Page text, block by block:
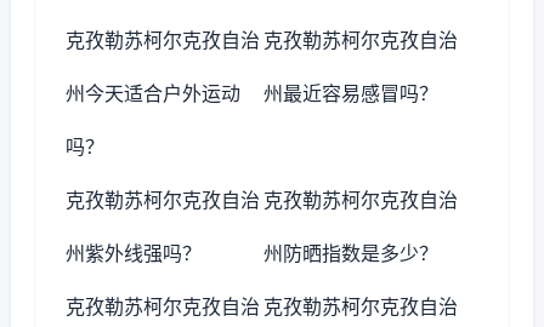
克孜勒苏柯尔克孜自治
州今天适合户外运动
吗？
克孜勒苏柯尔克孜自治
州最近容易感冒吗？
克孜勒苏柯尔克孜自治
州紫外线强吗？
克孜勒苏柯尔克孜自治
州防晒指数是多少？
克孜勒苏柯尔克孜自治 克孜勒苏柯尔克孜自治